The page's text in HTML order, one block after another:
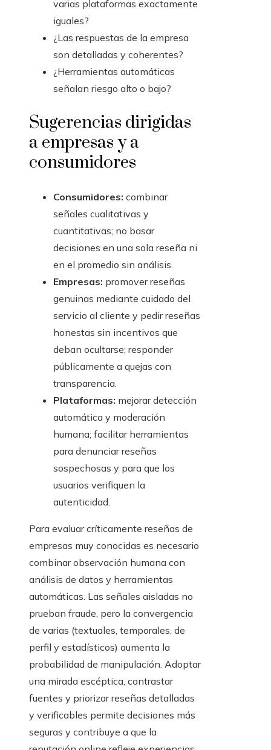
varias plataformas exactamente
iguales?
¿Las respuestas de la empresa
son detalladas y coherentes?
¿Herramientas automáticas
señalan riesgo alto o bajo?
Sugerencias dirigidas
a empresas y a
consumidores
Consumidores: combinar
señales cualitativas y
cuantitativas; no basar
decisiones en una sola reseña ni
en el promedio sin análisis.
Empresas: promover reseñas
genuinas mediante cuidado del
servicio al cliente y pedir reseñas
honestas sin incentivos que
deban ocultarse; responder
públicamente a quejas con
transparencia.
Plataformas: mejorar detección
automática y moderación
humana; facilitar herramientas
para denunciar reseñas
sospechosas y para que los
usuarios verifiquen la
autenticidad.
Para evaluar críticamente reseñas de
empresas muy conocidas es necesario
combinar observación humana con
análisis de datos y herramientas
automáticas. Las señales aisladas no
prueban fraude, pero la convergencia
de varias (textuales, temporales, de
perfil y estadísticos) aumenta la
probabilidad de manipulación. Adoptar
una mirada escéptica, contrastar
fuentes y priorizar reseñas detalladas
y verificables permite decisiones más
seguras y contribuye a que la